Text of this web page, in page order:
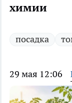
химии
посадка
29 мая 12:06